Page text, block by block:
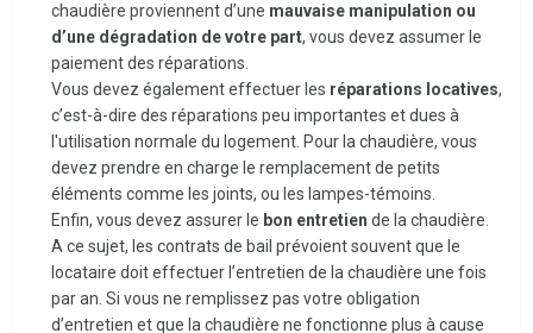
chaudière proviennent d’une mauvaise manipulation ou
d’une dégradation de votre part, vous devez assumer le
paiement des réparations.
Vous devez également effectuer les réparations locatives,
c’est-à-dire des réparations peu importantes et dues à
l'utilisation normale du logement. Pour la chaudière, vous
devez prendre en charge le remplacement de petits
éléments comme les joints, ou les lampes-témoins.
Enfin, vous devez assurer le bon entretien de la chaudière.
A ce sujet, les contrats de bail prévoient souvent que le
locataire doit effectuer l’entretien de la chaudière une fois
par an. Si vous ne remplissez pas votre obligation
d’entretien et que la chaudière ne fonctionne plus à cause